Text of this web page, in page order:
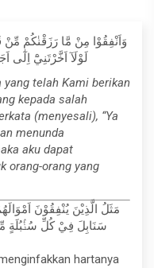
وَاَنْفِقُوْا مِنْ مَّا رَزَقْنٰكُمْ
لَوْلَآ اَخَّرْتَنِيْٓ
telah Kami berikan
kepada salah
(menyesali), “Ya
menunda
aku dapat
orang-orang yang
مَثَلُ الَّذِيْنَ يُنْفِقُوْنَ
سَنَابِلَ فِيْ كُلِّ سُنْۢبُلَةٍ
hartanya